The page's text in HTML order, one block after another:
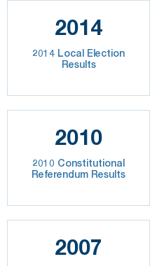
2014
2014 Local Election
Results
2010
2010 Constitutional
Referendum Results
2007